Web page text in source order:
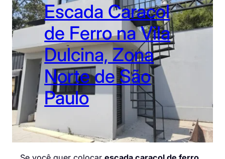
Escada Caracol
de Ferro na Vila
Dulcina, Zona
Norte de São
Paulo